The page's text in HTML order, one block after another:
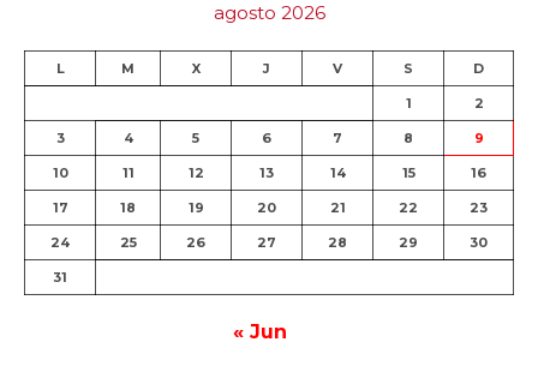
agosto 2026
L M X J V S D
1 2
3 4 5 6 7 8 9
10 11 12 13 14 15 16
17 18 19 20 21 22 23
24 25 26 27 28 29 30
31
« Jun